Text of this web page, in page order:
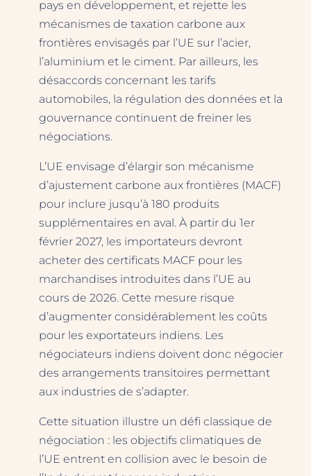
pays en développement, et rejette les
mécanismes de taxation carbone aux
frontières envisagés par l’UE sur l’acier,
l’aluminium et le ciment. Par ailleurs, les
désaccords concernant les tarifs
automobiles, la régulation des données et la
gouvernance continuent de freiner les
négociations.
L’UE envisage d’élargir son mécanisme
d’ajustement carbone aux frontières (MACF)
pour inclure jusqu’à 180 produits
supplémentaires en aval. À partir du 1er
février 2027, les importateurs devront
acheter des certificats MACF pour les
marchandises introduites dans l’UE au
cours de 2026. Cette mesure risque
d’augmenter considérablement les coûts
pour les exportateurs indiens. Les
négociateurs indiens doivent donc négocier
des arrangements transitoires permettant
aux industries de s’adapter.
Cette situation illustre un défi classique de
négociation : les objectifs climatiques de
l’UE entrent en collision avec le besoin de